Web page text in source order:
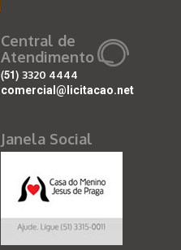
Central de
Atendimento
(51) 3320 4444
comercial@licitacao.net
Janela Social